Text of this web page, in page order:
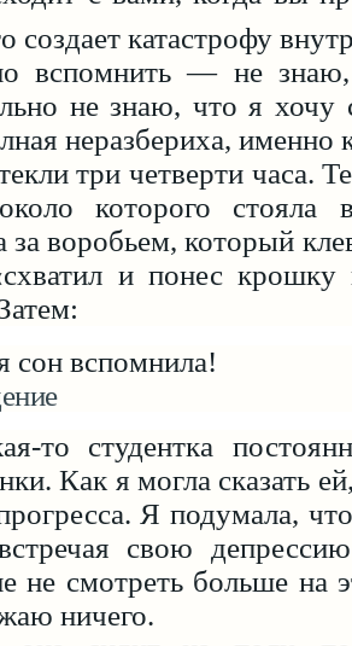
создает катастрофу
вспомнить — не
не знаю, что я хочу
неразбериха, именно
три четверти часа.
которого стояла
за воробьем, который
и понес
вспомнила!
то студентка
Как я могла сказать
Я подумала,
свою
не смотреть больше на
ничего.